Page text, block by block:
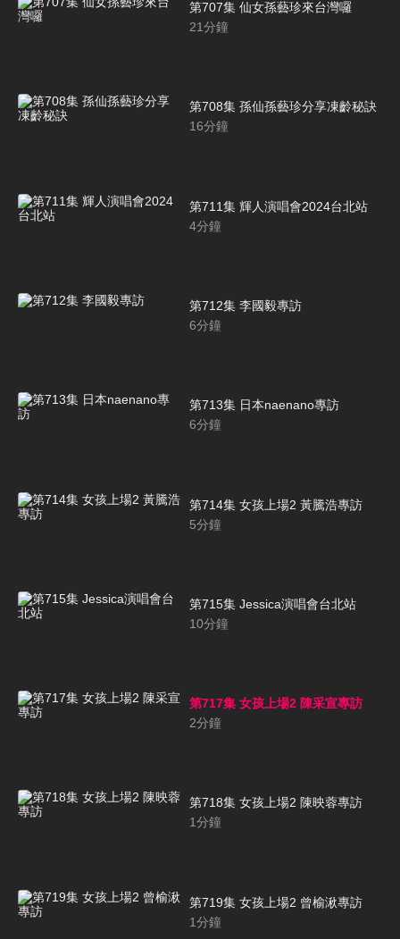
第707集 仙女孫藝珍來台灣囉
21分鐘
第708集 孫仙孫藝珍分享凍齡秘訣
16分鐘
第711集 輝人演唱會2024台北站
4分鐘
第712集 李國毅專訪
6分鐘
第713集 日本naenano專訪
6分鐘
第714集 女孩上場2 黃騰浩專訪
5分鐘
第715集 Jessica演唱會台北站
10分鐘
第717集 女孩上場2 陳采宣專訪
2分鐘
第718集 女孩上場2 陳映蓉專訪
1分鐘
第719集 女孩上場2 曾榆湫專訪
1分鐘